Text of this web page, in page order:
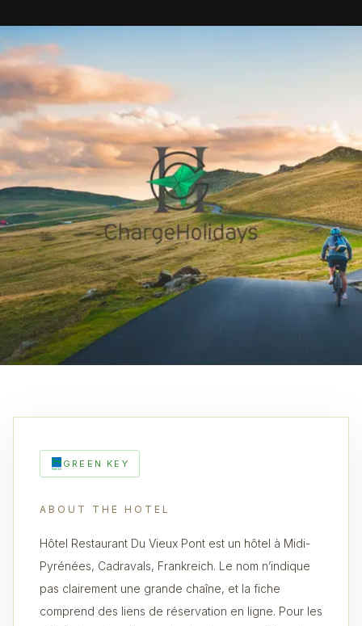
GREEN KEY
ABOUT THE HOTEL
Hôtel Restaurant Du Vieux Pont est un hôtel à Midi-
Pyrénées, Cadravals, Frankreich. Le nom n’indique
pas clairement une grande chaîne, et la fiche
comprend des liens de réservation en ligne. Pour les